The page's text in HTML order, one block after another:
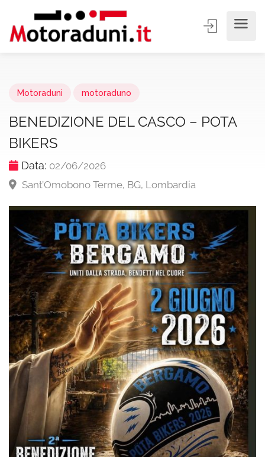
Motoraduni motoraduno
BENEDIZIONE DEL CASCO – POTA
BIKERS
Data: 02/06/2026
Sant’Omobono Terme, BG, Lombardia